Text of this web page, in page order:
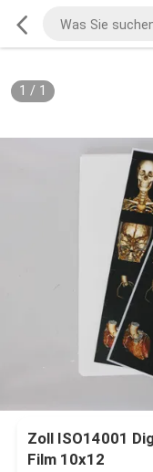
1 / 1
Zoll ISO14001
Film 10x12